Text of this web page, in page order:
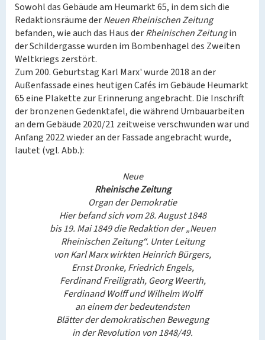
Sowohl das Gebäude am Heumarkt 65, in dem sich die
Redaktionsräume derNeuen Rheinischen Zeitung
befanden, wie auch das Haus derRheinischen Zeitungin
der Schildergasse wurden im Bombenhagel des Zweiten
Weltkriegs zerstört.
Zum 200. Geburtstag Karl Marx' wurde 2018 an der
Außenfassade eines heutigen Cafés im Gebäude Heumarkt
65 eine Plakette zur Erinnerung angebracht. Die Inschrift
der bronzenen Gedenktafel, die während Umbauarbeiten
an dem Gebäude 2020/21 zeitweise verschwunden war und
Anfang 2022 wieder an der Fassade angebracht wurde,
lautet (vgl. Abb.):
Neue
Rheinische Zeitung
Organ der Demokratie
Hier befand sich vom 28. August 1848
bis 19. Mai 1849 die Redaktion der „Neuen
Rheinischen Zeitung“. Unter Leitung
von Karl Marx wirkten Heinrich Bürgers,
Ernst Dronke, Friedrich Engels,
Ferdinand Freiligrath, Georg Weerth,
Ferdinand Wolff und Wilhelm Wolff
an einem der bedeutendsten
Blätter der demokratischen Bewegung
in der Revolution von 1848/49.